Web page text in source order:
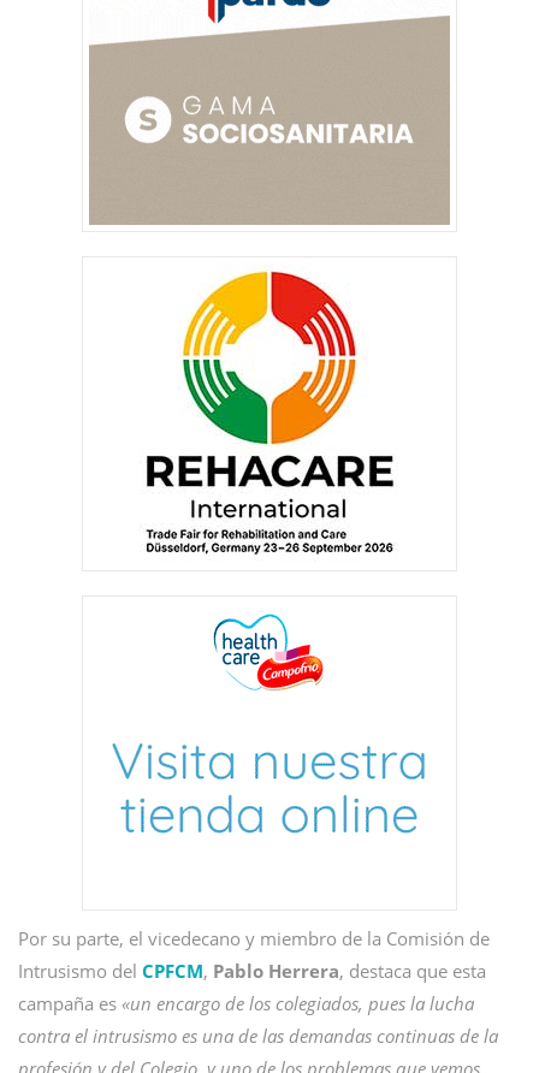
Por su parte, el vicedecano y miembro de la Comisión de
Intrusismo del CPFCM, Pablo Herrera, destaca que esta
campaña es «un encargo de los colegiados, pues la lucha
contra el intrusismo es una de las demandas continuas de la
profesión y del Colegio, y uno de los problemas que vemos